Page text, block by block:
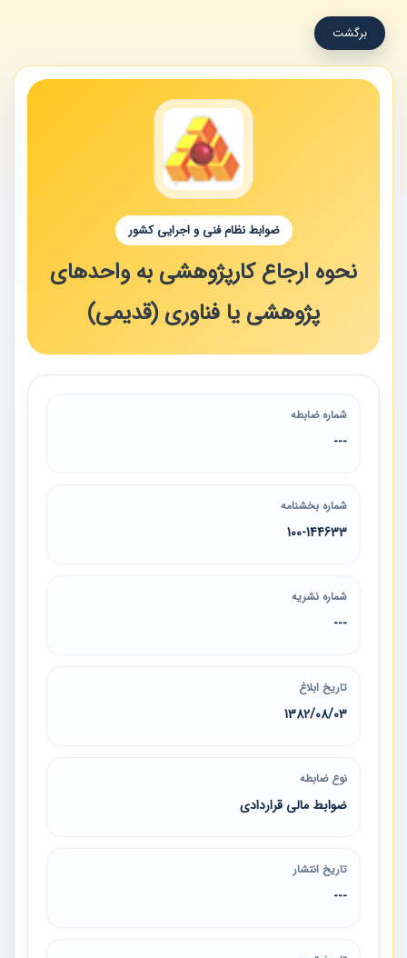
برگشت
ضوابط نظام فنی و اجرایی کشور
نحوه ارجاع کارپژوهشی به واحدهای
پژوهشی یا فناوری (قدیمی)
شماره ضابطه
---
شماره بخشنامه
100-144633
شماره نشریه
---
تاریخ ابلاغ
1382/08/03
نوع ضابطه
ضوابط مالی قراردادی
تاریخ انتشار
---